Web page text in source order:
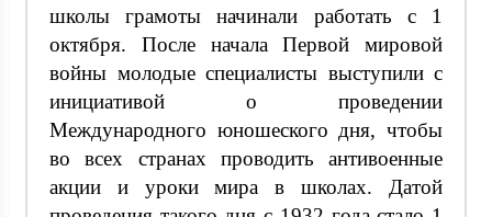
школы грамоты начинали работать с 1
октября. После начала Первой мировой
войны молодые специалисты выступили с
инициативой о проведении
Международного юношеского дня, чтобы
во всех странах проводить антивоенные
акции и уроки мира в школах. Датой